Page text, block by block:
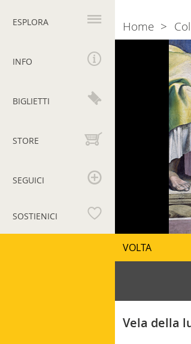
principale
ESPLORA
INFO
BIGLIETTI
STORE
SEGUICI
SOSTIENICI
Navigazione
secondaria
VOLTA
Vela della
Home